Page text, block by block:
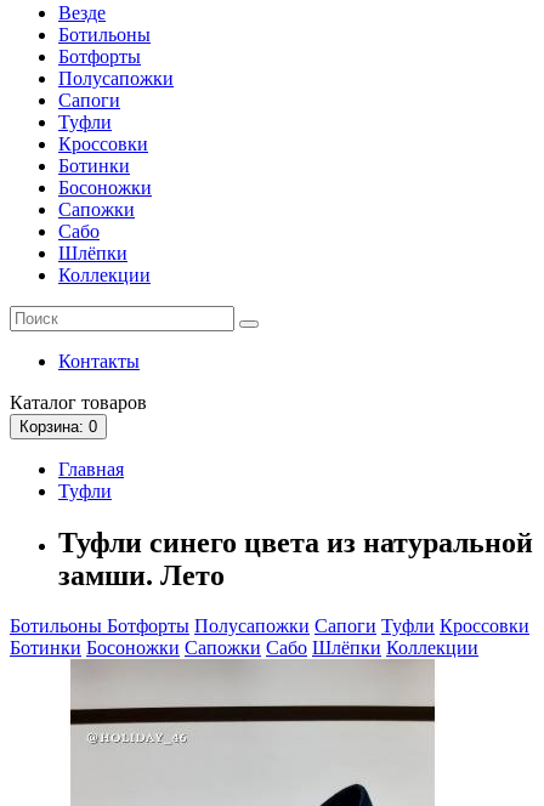
Везде
Ботильоны
Ботфорты
Полусапожки
Сапоги
Туфли
Кроссовки
Ботинки
Босоножки
Сапожки
Сабо
Шлёпки
Коллекции
Контакты
Каталог товаров
Корзина: 0
Главная
Туфли
Туфли синего цвета из натуральной
замши. Лето
Ботильоны Ботфорты Полусапожки Сапоги Туфли Кроссовки
Ботинки Босоножки Сапожки Сабо Шлёпки Коллекции